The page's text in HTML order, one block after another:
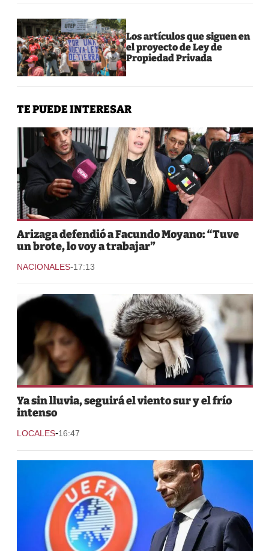
Los artículos que siguen en
el proyecto de Ley de
Propiedad Privada
TE PUEDE INTERESAR
Arizaga defendió a Facundo Moyano: “Tuve
un brote, lo voy a trabajar”
NACIONALES-17:13
Ya sin lluvia, seguirá el viento sur y el frío
intenso
LOCALES-16:47